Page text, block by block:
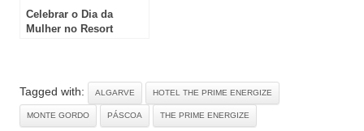
Celebrar o Dia da
Mulher no Resort
Tagged with: ALGARVE HOTEL THE PRIME ENERGIZE
MONTE GORDO PÁSCOA THE PRIME ENERGIZE